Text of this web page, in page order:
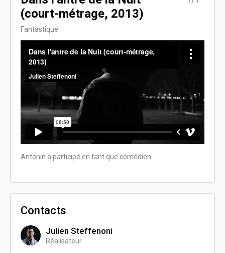
(court-métrage, 2013)
Fantastique
Antonin a participé en tant que comédien
Contacts
Julien Steffenoni
Réalisateur